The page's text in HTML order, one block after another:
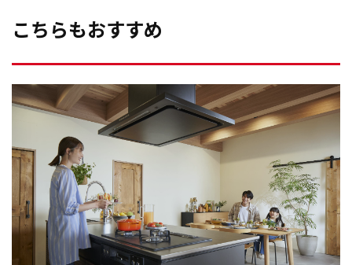
こちらもおすすめ